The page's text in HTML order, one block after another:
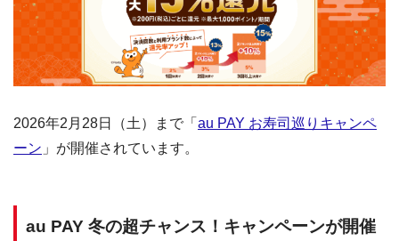
2026年2月28日（土）まで「 au PAY お寿司巡りキャンペ
ーン 」が開催されています。
au PAY 冬の超チャンス！キャンペーンが開催